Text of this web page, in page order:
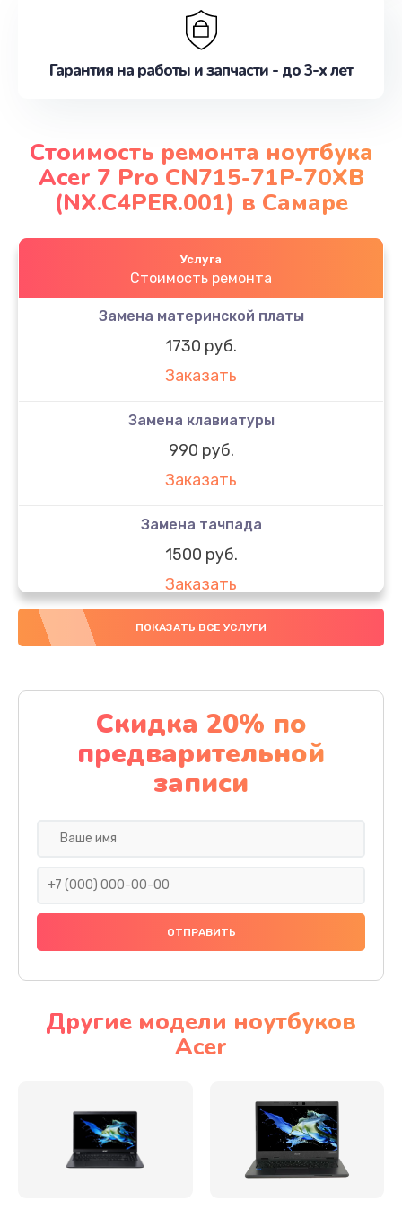
Гарантия на работы и запчасти - до 3-х лет
Стоимость ремонта ноутбука
Acer 7 Pro CN715-71P-70XB
(NX.C4PER.001) в Самаре
Услуга
Стоимость ремонта
Замена материнской платы
1730 руб.
Заказать
Замена клавиатуры
990 руб.
Заказать
Замена тачпада
1500 руб.
Заказать
Замена южного моста
Заказать
Чистка от пыли
1060 руб.
Заказать
Ремонт подсветки
Настройка BIOS
Замена видеочипа
ПОКАЗАТЬ ВСЕ УСЛУГИ
Скидка 20% по
предварительной
записи
Другие модели ноутбуков
Acer